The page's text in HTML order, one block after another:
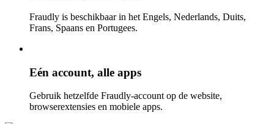
Fraudly is beschikbaar in het Engels, Nederlands, Duits,
Frans, Spaans en Portugees.
Eén account, alle apps
Gebruik hetzelfde Fraudly-account op de website,
browserextensies en mobiele apps.